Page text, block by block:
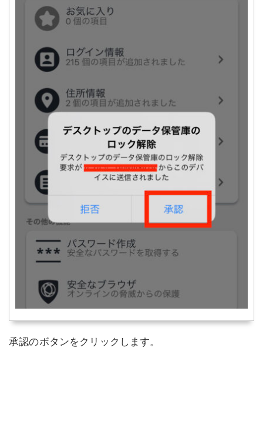
承認のボタンをクリックします。